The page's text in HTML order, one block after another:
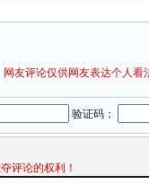
网友评论仅供网友表达个人
验证码：
评论的权利！